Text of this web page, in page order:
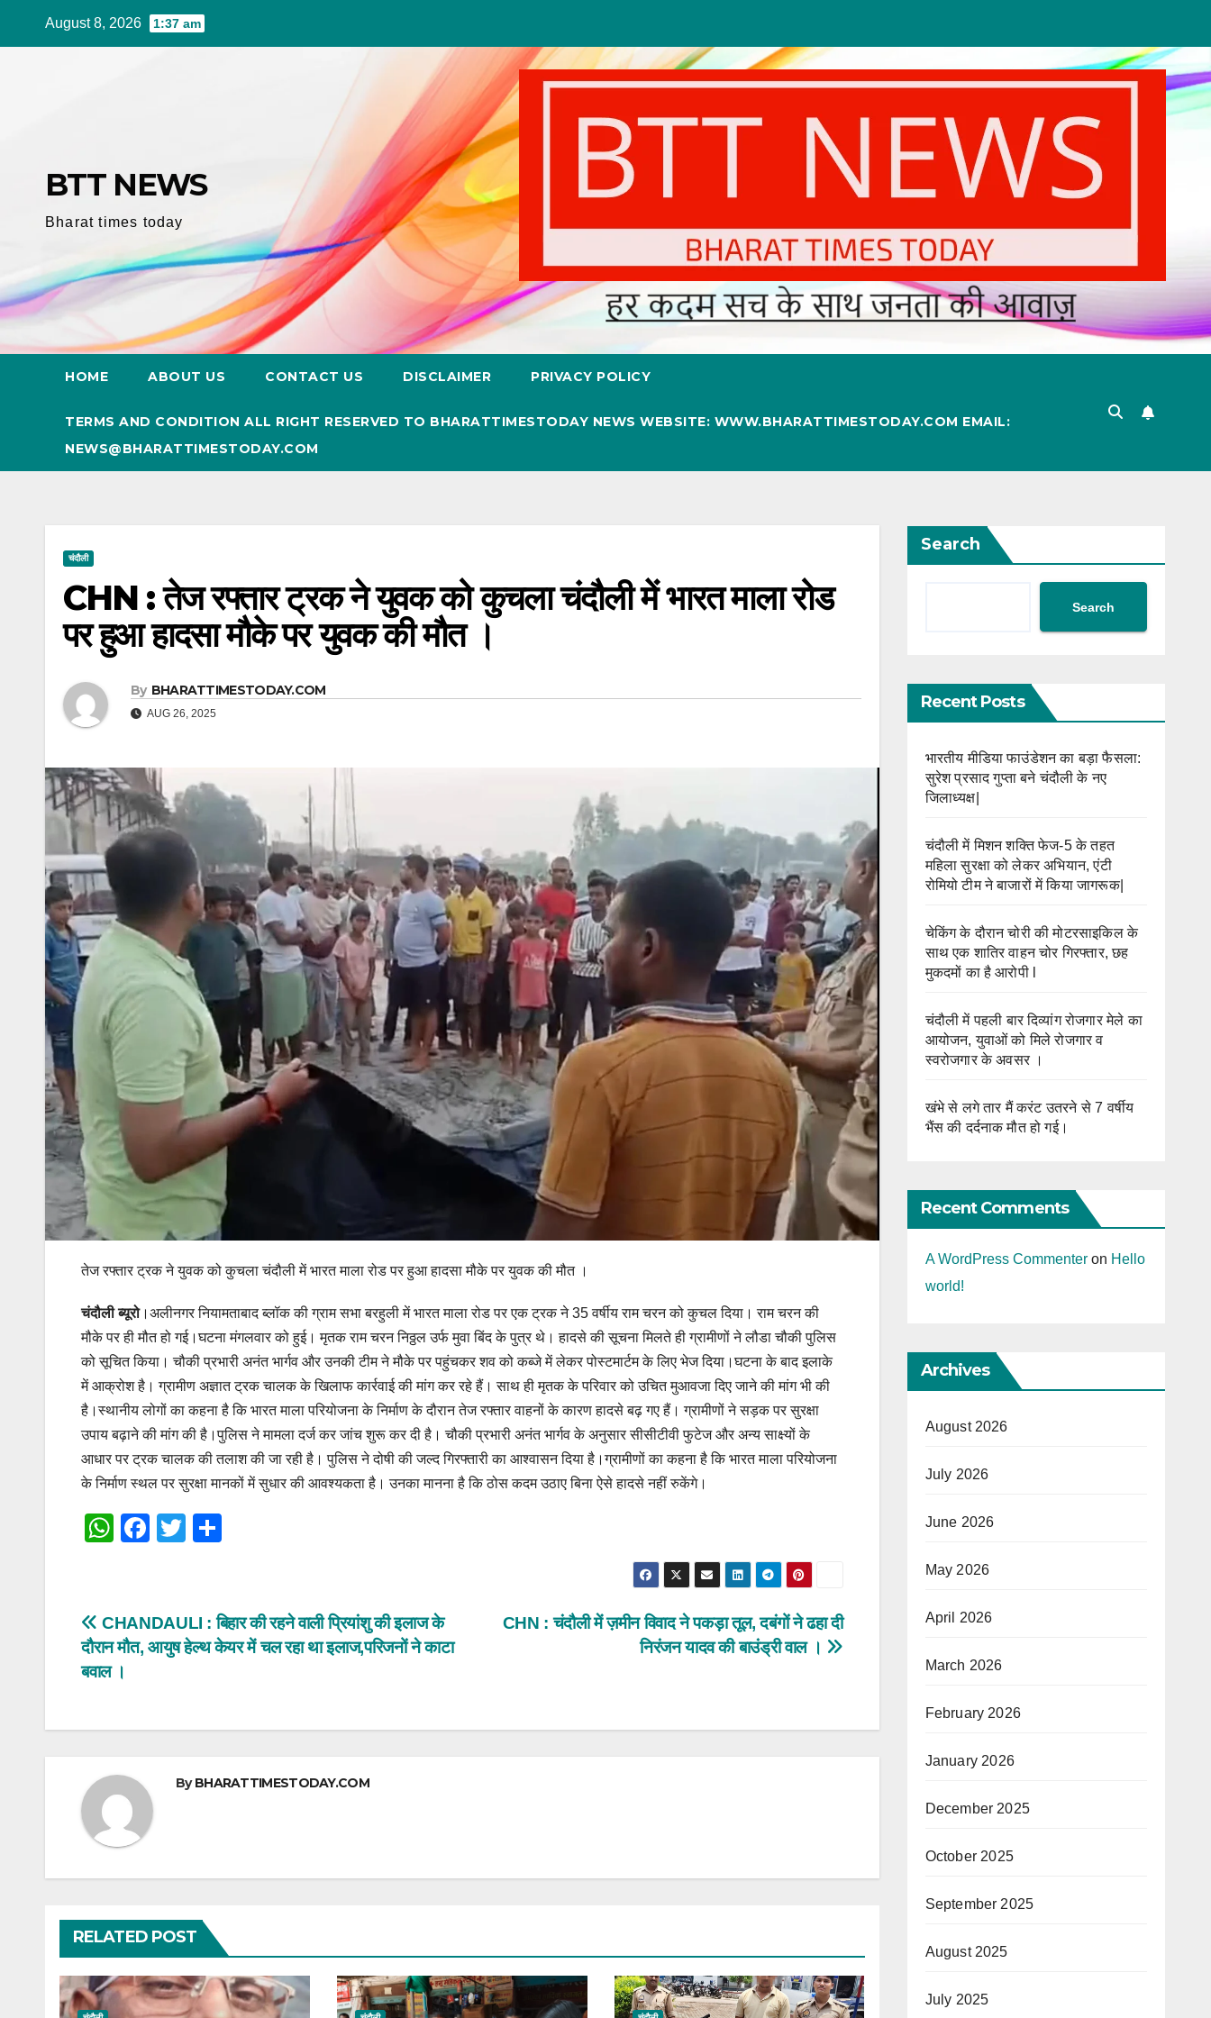
August 8, 2026 1:37 am
BTT NEWS
Bharat times today
HOME ABOUT US CONTACT US DISCLAIMER PRIVACY POLICY
TERMS AND CONDITION ALL RIGHT RESERVED TO BHARATTIMESTODAY NEWS WEBSITE: WWW.BHARATTIMESTODAY.COM EMAIL:
NEWS@BHARATTIMESTODAY.COM
चंदौली
CHN : तेज रफ्तार ट्रक ने युवक को कुचला चंदौली में भारत माला रोड
पर हुआ हादसा मौके पर युवक की मौत ।
By BHARATTIMESTODAY.COM
AUG 26, 2025
तेज रफ्तार ट्रक ने युवक को कुचला चंदौली में भारत माला रोड पर हुआ हादसा मौके पर युवक की मौत ।
चंदौली ब्यूरो।अलीनगर नियामताबाद ब्लॉक की ग्राम सभा बरहुली में भारत माला रोड पर एक ट्रक ने 35 वर्षीय राम चरन को कुचल दिया। राम चरन की
मौके पर ही मौत हो गई।घटना मंगलवार को हुई। मृतक राम चरन निठ्ठल उर्फ मुवा बिंद के पुत्र थे। हादसे की सूचना मिलते ही ग्रामीणों ने लौडा चौकी पुलिस
को सूचित किया। चौकी प्रभारी अनंत भार्गव और उनकी टीम ने मौके पर पहुंचकर शव को कब्जे में लेकर पोस्टमार्टम के लिए भेज दिया।घटना के बाद इलाके
में आक्रोश है। ग्रामीण अज्ञात ट्रक चालक के खिलाफ कार्रवाई की मांग कर रहे हैं। साथ ही मृतक के परिवार को उचित मुआवजा दिए जाने की मांग भी की
है।स्थानीय लोगों का कहना है कि भारत माला परियोजना के निर्माण के दौरान तेज रफ्तार वाहनों के कारण हादसे बढ़ गए हैं। ग्रामीणों ने सड़क पर सुरक्षा
उपाय बढ़ाने की मांग की है।पुलिस ने मामला दर्ज कर जांच शुरू कर दी है। चौकी प्रभारी अनंत भार्गव के अनुसार सीसीटीवी फुटेज और अन्य साक्ष्यों के
आधार पर ट्रक चालक की तलाश की जा रही है। पुलिस ने दोषी की जल्द गिरफ्तारी का आश्वासन दिया है।ग्रामीणों का कहना है कि भारत माला परियोजना
के निर्माण स्थल पर सुरक्षा मानकों में सुधार की आवश्यकता है। उनका मानना है कि ठोस कदम उठाए बिना ऐसे हादसे नहीं रुकेंगे।
W
s
A
p
F
e
b
k
T
er e
Post
navigation
CHN : चंदौली में ज़मीन विवाद ने पकड़ा तूल, दबंगों ने ढहा दी
निरंजन यादव की बाउंड्री वाल ।
CHANDAULI : बिहार की रहने वाली प्रियांशु की इलाज के
दौरान मौत, आयुष हेल्थ केयर में चल रहा था इलाज,परिजनों ने काटा
बवाल ।
ByBHARATTIMESTODAY.COM
RELATED POST
Search
Search
Recent Posts
भारतीय मीडिया फाउंडेशन का बड़ा फैसला:
सुरेश प्रसाद गुप्ता बने चंदौली के नए
जिलाध्यक्ष|
चंदौली में मिशन शक्ति फेज-5 के तहत
महिला सुरक्षा को लेकर अभियान, एंटी
रोमियो टीम ने बाजारों में किया जागरूक|
चेकिंग के दौरान चोरी की मोटरसाइकिल के
साथ एक शातिर वाहन चोर गिरफ्तार, छह
मुकदमों का है आरोपी l
चंदौली में पहली बार दिव्यांग रोजगार मेले का
आयोजन, युवाओं को मिले रोजगार व
स्वरोजगार के अवसर ।
खंभे से लगे तार मैं करंट उतरने से 7 वर्षीय
भैंस की दर्दनाक मौत हो गई।
Recent Comments
A WordPress Commenteron Hello
world!
Archives
August 2026
July 2026
June 2026
May 2026
April 2026
March 2026
February 2026
January 2026
December 2025
October 2025
September 2025
August 2025
July 2025